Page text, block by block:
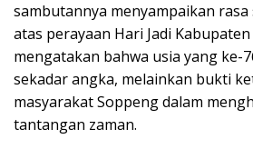
sambutannya menyampaikan
atas perayaan Hari Jadi
mengatakan bahwa usia yang ke-
sekadar angka, melainkan bukti
masyarakat Soppeng dalam
tantangan zaman.